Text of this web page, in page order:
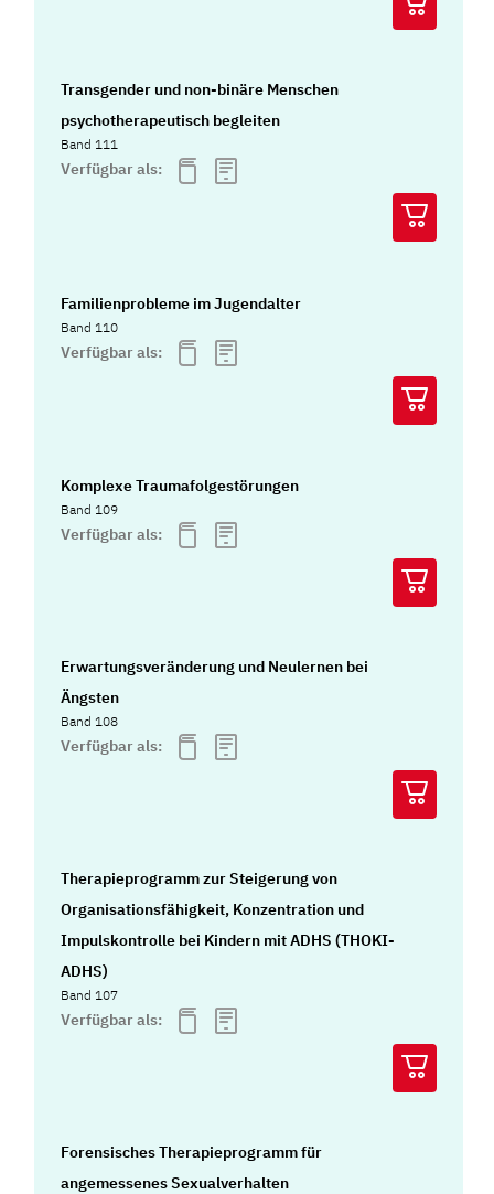
Transgender und non-binäre Menschen
psychotherapeutisch begleiten
Band 111
Verfügbar als:
Familienprobleme im Jugendalter
Band 110
Verfügbar als:
Komplexe Traumafolgestörungen
Band 109
Verfügbar als:
Erwartungsveränderung und Neulernen bei
Ängsten
Band 108
Verfügbar als:
Therapieprogramm zur Steigerung von
Organisationsfähigkeit, Konzentration und
Impulskontrolle bei Kindern mit ADHS (THOKI-
ADHS)
Band 107
Verfügbar als:
Forensisches Therapieprogramm für
angemessenes Sexualverhalten